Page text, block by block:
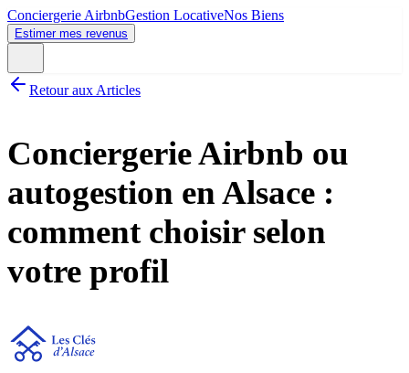
Conciergerie AirbnbGestion LocativeNos Biens
Estimer mes revenus
Retour aux Articles
Conciergerie Airbnb ou
autogestion en Alsace :
comment choisir selon
votre profil